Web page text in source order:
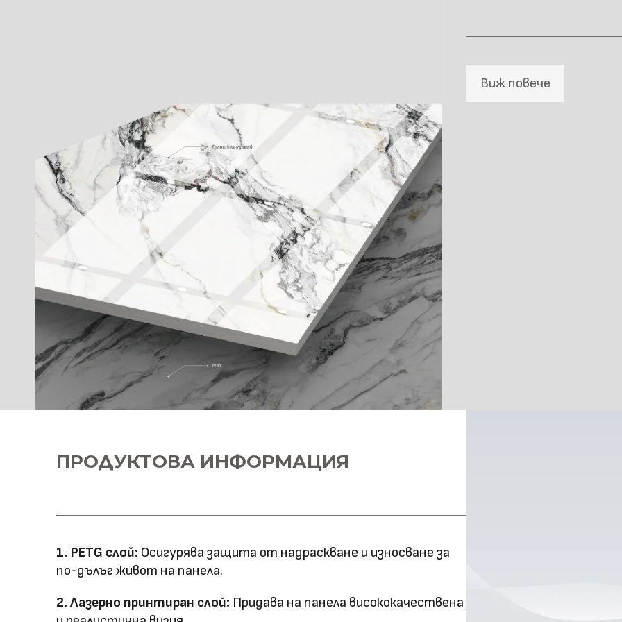
Виж повече
ПРОДУКТОВА ИНФОРМАЦИЯ
1. PETG слой: Осигурява защита от надраскване и износване за
по-дълъг живот на панела.
2. Лазерно принтиран слой: Придава на панела висококачествена